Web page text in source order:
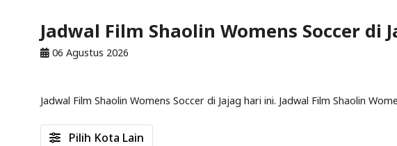
Jadwal Film Shaolin Womens Soccer di
06 Agustus 2026
Jadwal Film Shaolin Womens Soccer di Jajag hari ini. Jadwal Film Shaolin
Pilih Kota Lain